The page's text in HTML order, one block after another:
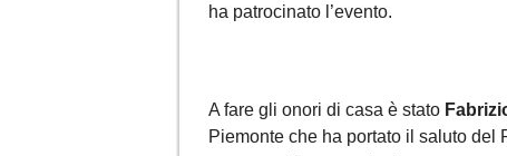
ha patrocinato l’evento.
A fare gli onori di casa è stato
Piemonte che ha portato il saluto del